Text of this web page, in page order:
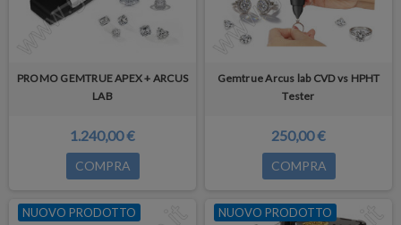
PROMO GEMTRUE APEX + ARCUS
LAB
1.240,00 €
COMPRA
Gemtrue Arcus lab CVD vs HPHT
Tester
250,00 €
COMPRA
NUOVO PRODOTTO NUOVO PRODOTTO